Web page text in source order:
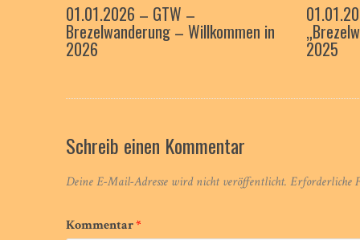
01.01.2026 – GTW –
Brezelwanderung – Willkommen in
2026 2025
Schreib einen Kommentar
Deine E-Mail-Adresse wird nicht veröffentlicht. Erforderliche
Kommentar*